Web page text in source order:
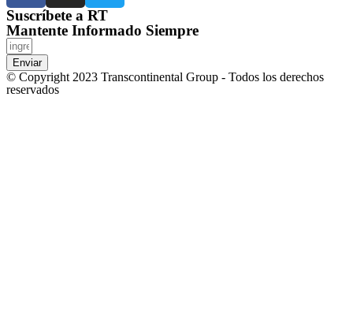
Suscríbete a RT
Mantente Informado Siempre
Enviar
© Copyright 2023 Transcontinental Group - Todos los derechos
reservados